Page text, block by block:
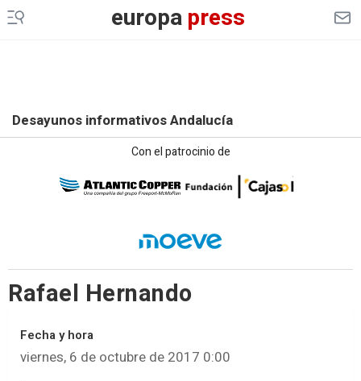
europapress
Desayunos informativos Andalucía
Con el patrocinio de
Rafael Hernando
Fecha y hora
viernes, 6 de octubre de 2017 0:00